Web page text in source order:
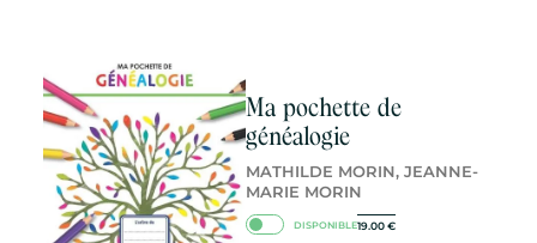
Ma pochette de
généalogie
MATHILDE MORIN, JEANNE-
MARIE MORIN
DISPONIBLE19.00 €